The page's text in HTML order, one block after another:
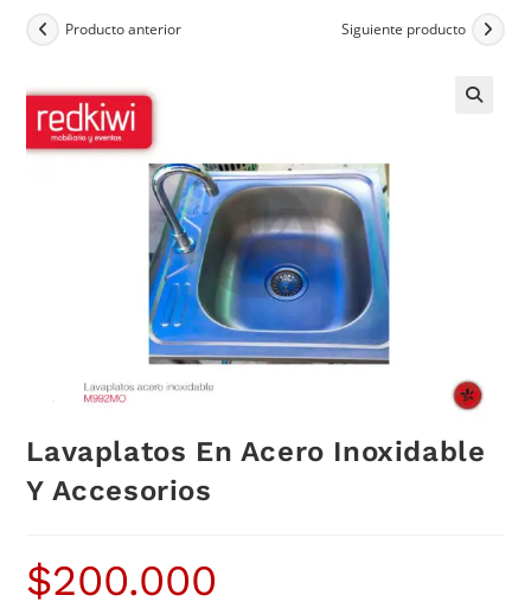
Producto anterior Siguiente producto
Lavaplatos En Acero Inoxidable
Y Accesorios
$200.000